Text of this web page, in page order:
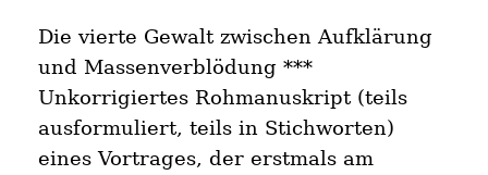
Die vierte Gewalt zwischen Aufklärung
und Massenverblödung ***
Unkorrigiertes Rohmanuskript (teils
ausformuliert, teils in Stichworten)
eines Vortrages, der erstmals am